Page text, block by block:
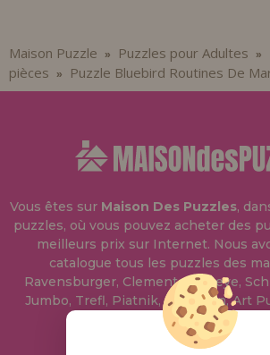
Maison Puzzle » Puzzles pour Adultes »
pièces » Puzzle Bluebird Routines De
Vous êtes sur Maison Des Puzzles,
puzzles, où vous pouvez acheter des
meilleurs prix sur Internet. Nous
catalogue tous les puzzles des
Ravensburger, Clementoni, Heye,
Jumbo, Trefl, Piatnik, Anatolian, Art
bien d'autres.